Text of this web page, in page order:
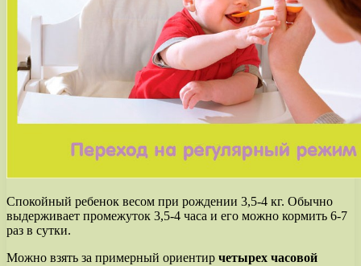
Спокойный ребенок весом при рождении 3,5-4 кг. Обычно
выдерживает промежуток 3,5-4 часа и его можно кормить 6-7
раз в сутки.
Можно взять за примерный ориентир четырех часовой